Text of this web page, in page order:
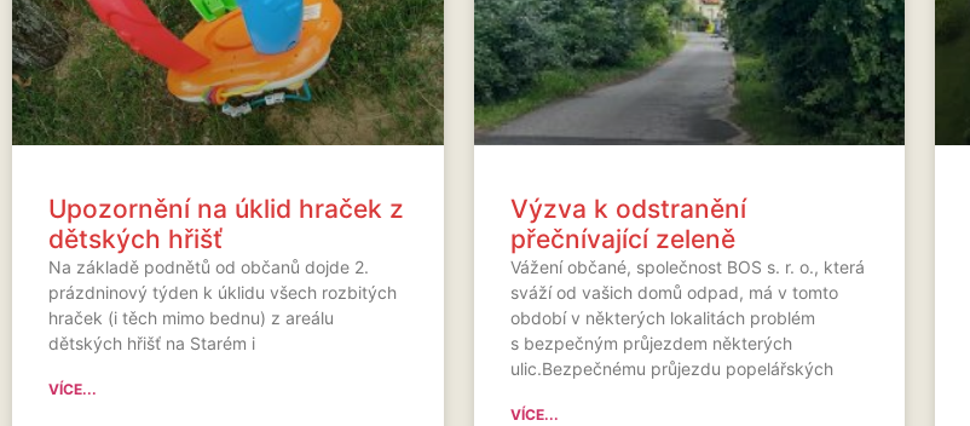
Upozornění na úklid hraček z
dětských hřišť
Na základě podnětů od občanů dojde 2.
prázdninový týden k úklidu všech rozbitých
hraček (i těch mimo bednu) z areálu
dětských hřišť na Starém i
VÍCE...
Výzva k odstranění
přečnívající zeleně
Vážení občané, společnost BOS s. r. o., která
sváží od vašich domů odpad, má v tomto
období v některých lokalitách problém
s bezpečným průjezdem některých
ulic.Bezpečnému průjezdu popelářských
VÍCE...